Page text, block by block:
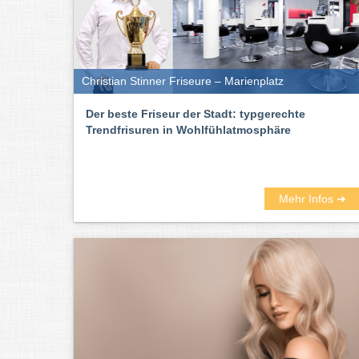
Heutzutage auch ein wichtiger Faktor bei der
ist. Einige Friseur-Salons in München bieten die
findet ihr hier von allen Friseur-Salons die
Die besten Friseure für München
Christian Stinner Friseure – Marienplatz
Der beste Friseur der Stadt: typgerechte
Trendfrisuren in Wohlfühlatmosphäre
Mehr Infos ➜